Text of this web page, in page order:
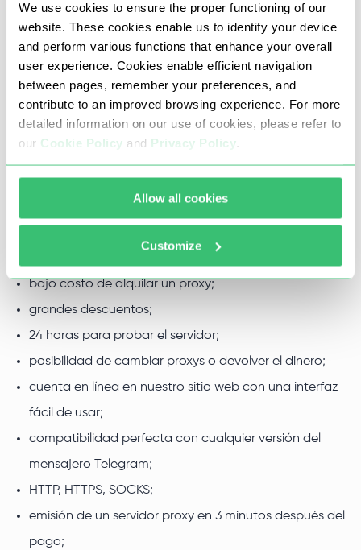
We use cookies to ensure the proper functioning of our
website. These cookies enable us to identify your device
and perform various functions that enhance your overall
user experience. Cookies enable efficient navigation
between pages, remember your preferences, and
contribute to an improved browsing experience. For more
detailed information on our use of cookies, please refer to
our Cookie Policy and Privacy Policy
Allow all cookies
Customize
proxies, podrás exprimir al máximo las ventajas del
mensajero Telegram, saltándote todos los bloqueos y
restricciones posibles.
Por qué debería comprar un proxy
para Telegram de Proxy-Seller
10 razones para contactar con nuestra empresa de
bajo costo de alquilar un proxy;
grandes descuentos;
24 horas para probar el servidor;
posibilidad de cambiar proxys o devolver el dinero;
cuenta en línea en nuestro sitio web con una interfaz
fácil de usar;
compatibilidad perfecta con cualquier versión del
mensajero Telegram;
HTTP, HTTPS, SOCKS;
emisión de un servidor proxy en 3 minutos después del
pago;